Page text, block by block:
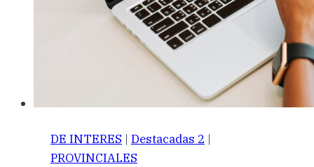
DE INTERES | Destacadas 2 |
PROVINCIALES